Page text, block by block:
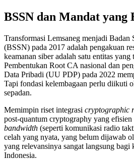
BSSN dan Mandat yang
Transformasi Lemsaneg menjadi Badan
(BSSN) pada 2017 adalah pengakuan
keamanan siber adalah satu entitas yang
Pembentukan Root CA nasional dan
Data Pribadi (UU PDP) pada 2022
Tapi fondasi kelembagaan perlu diikuti
sepadan.
Memimpin riset integrasi cryptographic
post-quantum cryptography yang
bandwidth (seperti komunikasi radio
celah yang nyata, yang belum dijawab
yang relevansinya sangat langsung bagi
Indonesia.